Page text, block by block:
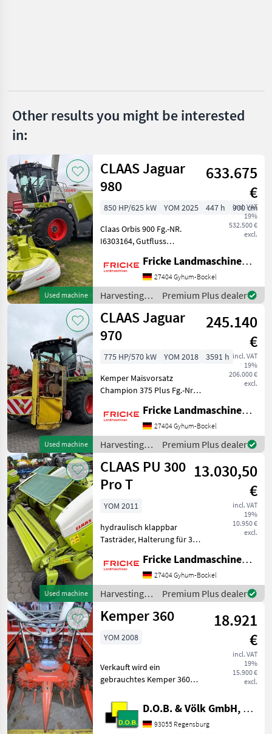
Show
all 13
MARKETPLACE
Marketplace
Dealer
offers
Other results you might be interested
in:
Used machine
CLAAS Jaguar
980
633.675
€
incl. VAT
19%
532.500 €
excl.
850 HP/625 kW YOM 2025 447 h
900 cm
Claas Orbis 900 Fg.-NR.
I6303164, Gutfluss
Automatischer
Transportschutz, V-Flex 36,
Gutfluss XL Premuim Line
Professional,
Vorsatzantrieb V
Fricke Landmaschinen GmbH
27404 Gyhum-Bockel
Harvesting
equipment
crop fields /
Claas
Premium Plus dealer
Used machine
CLAAS Jaguar
970
245.140
€
incl. VAT
19%
206.000 €
excl.
775 HP/570 kW YOM 2018
3591 h
Kemper Maisvorsatz
Champion 375 Plus Fg.-Nr.
Pendelrahmen,
Schaltgetriebe, Kemper 1
Rad Transportrad,
Schutzplane, Autopilot, V
Max 24 Messertromm
Fricke Landmaschinen GmbH
27404 Gyhum-Bockel
Harvesting
equipment
crop fields /
Claas
Premium Plus dealer
Used machine
CLAAS PU 300
Pro T
13.030,50
€
incl. VAT
19%
10.950 €
excl.
YOM 2011
hydraulisch klappbar
Tasträder, Halterung für 3.
Zinkenreihen,
Doppelrollenniederhalter
Harvesting equipment crop
fields Other harvesti
Fricke Landmaschinen GmbH
27404 Gyhum-Bockel
Harvesting
equipment
crop fields /
Premium Plus dealer
Kemper 360
18.921
€
incl. VAT
19%
15.900 €
excl.
YOM 2008
Verkauft wird ein
gebrauchtes Kemper 360
New Holland FX
Feldhäcksler - guter
technische und optischer
D.O.B. & Völk GmbH, Filiale Regensburg
93055 Regensburg